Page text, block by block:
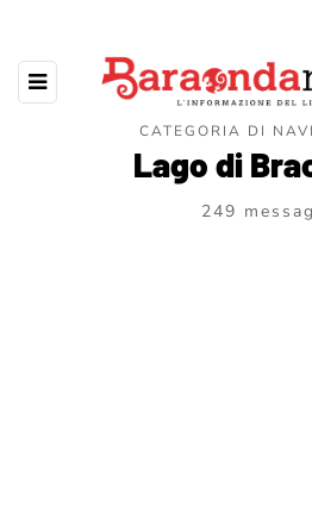
CATEGORIA DI
Lago di
249